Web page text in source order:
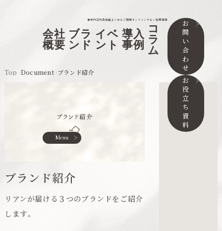
事業内容取扱店舗よくあるご質問オンラインサロン採用情報
会社
概要
ブラ
ンド
イベ
ント
導入
事例
コ
ラ
ム
お
問
い
合
わ
せ
お
役
立
ち
資
料
Menu
Top Document ブランド紹介
ブランド紹介
リアンが届ける３つのブランドをご紹介
します。